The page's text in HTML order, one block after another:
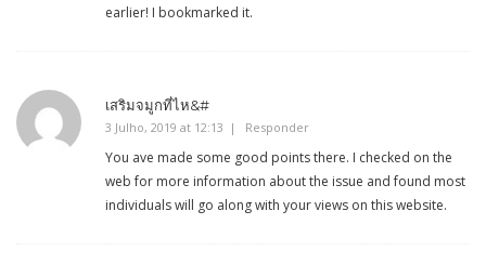
earlier! I bookmarked it.
เสริมจมูกที่ไห&#
3 Julho, 2019 at 12:13 Responder
You ave made some good points there. I checked on the
web for more information about the issue and found most
individuals will go along with your views on this website.